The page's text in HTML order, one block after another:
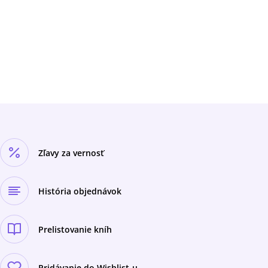
Zľavy za vernosť
História objednávok
Prelistovanie kníh